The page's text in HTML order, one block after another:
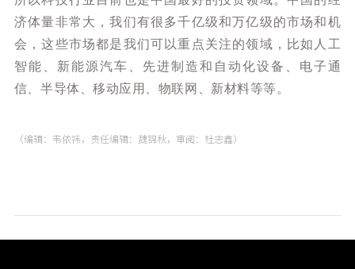
济体量非常大，我们有很多千亿级和万亿级的市场和机
会，这些市场都是我们可以重点关注的领域，比如人工
智能、新能源汽车、先进制造和自动化设备、电子通
信、半导体、移动应用、物联网、新材料等等。
（编辑：韦依祎，责任编辑：魏锦秋，审阅：杜志鑫）